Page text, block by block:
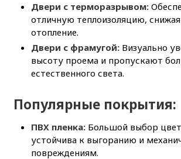
Двери с терморазрывом:
отличную теплоизоляцию,
отопление.
Двери с фрамугой:Визуально
высоту проема и пропускают
естественного света.
Популярные покрытия:
ПВХ пленка:Большой выбор
устойчива к выгоранию и
повреждениям.